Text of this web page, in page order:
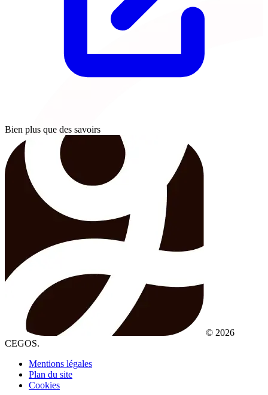
Bien plus que des savoirs
© 2026
CEGOS.
Mentions légales
Plan du site
Cookies